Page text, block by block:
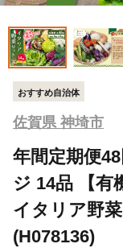
おすすめ自治体
佐賀県 神埼市
年間定期便
ジ 14品 【有
イタリア野菜
(H078136)